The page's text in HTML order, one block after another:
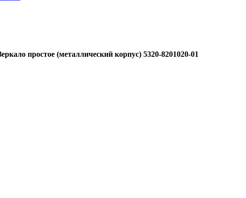
простое (металлический корпус) 5320-8201020-01